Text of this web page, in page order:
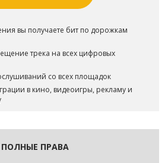
вы получаете бит по дорожкам
трека на всех цифровых
со всех площадок
в кино, видеоигры, рекламу и
концертная деятельность,
ПОЛНЫЕ ПРАВА